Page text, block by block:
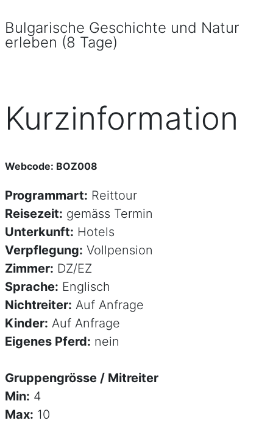
Bulgarische Geschichte und Natur
erleben (8 Tage)
Kurzinformation
Webcode: BOZ008
Programmart: Reittour
Reisezeit: gemäss Termin
Unterkunft: Hotels
Verpflegung: Vollpension
Zimmer: DZ/EZ
Sprache: Englisch
Nichtreiter: Auf Anfrage
Kinder: Auf Anfrage
Eigenes Pferd: nein
Gruppengrösse / Mitreiter
Min: 4
Max: 10